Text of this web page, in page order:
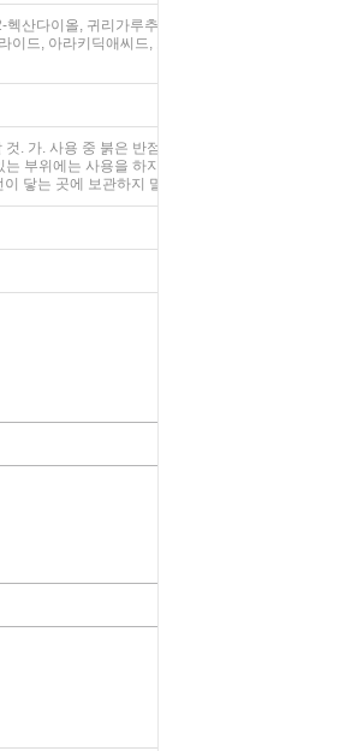
산다이올, 귀리가루추출물(900 mg), 귀
드, 아라키딕애씨드, 코카마이드디이에
. 가. 사용 중 붉은 반점, 부어오름, 가려움
부위에는 사용을 하지 말 것. 3) 보관 및
닿는 곳에 보관하지 말 것.